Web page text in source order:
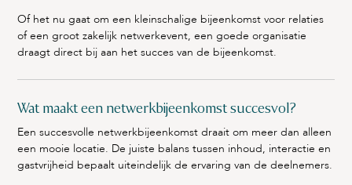
Of het nu gaat om een kleinschalige bijeenkomst voor relaties
of een groot zakelijk netwerkevent, een goede organisatie
draagt direct bij aan het succes van de bijeenkomst.
Wat maakt een netwerkbijeenkomst succesvol?
Een succesvolle netwerkbijeenkomst draait om meer dan alleen
een mooie locatie. De juiste balans tussen inhoud, interactie en
gastvrijheid bepaalt uiteindelijk de ervaring van de deelnemers.